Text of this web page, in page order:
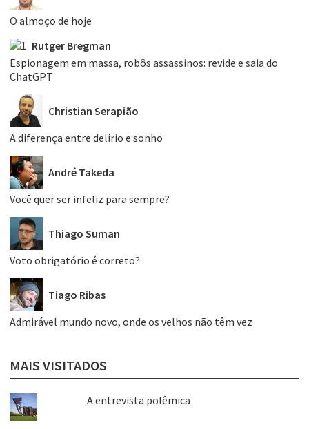
O almoço de hoje
Rutger Bregman
Espionagem em massa, robôs assassinos: revide e saia do
ChatGPT
Christian Serapião
A diferença entre delírio e sonho
André Takeda
Você quer ser infeliz para sempre?
Thiago Suman
Voto obrigatório é correto?
Tiago Ribas
Admirável mundo novo, onde os velhos não têm vez
MAIS VISITADOS
A entrevista polêmica